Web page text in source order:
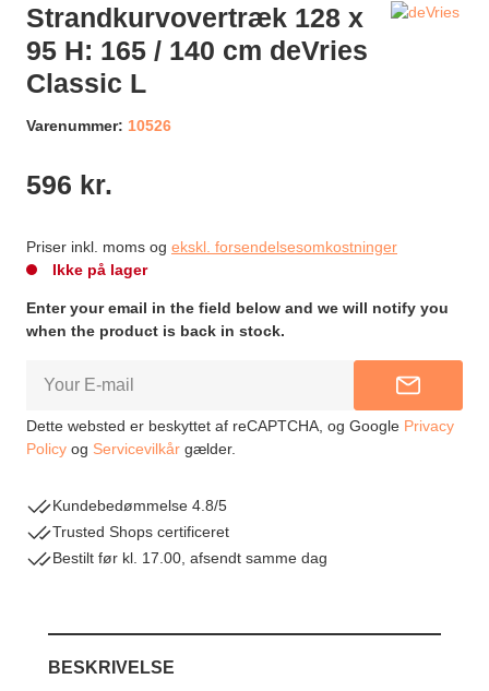
Strandkurvovertræk 128 x
95 H: 165 / 140 cm deVries
Classic L
Varenummer: 10526
596 kr.
Priser inkl. moms og ekskl. forsendelsesomkostninger
Ikke på lager
Enter your email in the field below and we will notify you
when the product is back in stock.
NOTIFY
Dette websted er beskyttet af reCAPTCHA, og Google Privacy
Policy og Servicevilkår gælder.
Kundebedømmelse 4.8/5
Trusted Shops certificeret
Bestilt før kl. 17.00, afsendt samme dag
BESKRIVELSE